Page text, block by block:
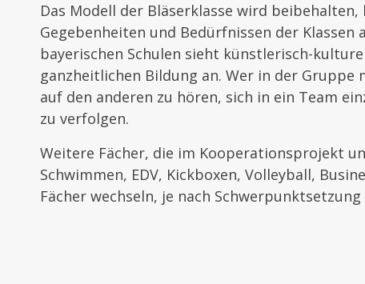
Das Modell der Bläserklasse wird
Gegebenheiten und Bedürfnissen der
bayerischen Schulen sieht künstlerisch-
ganzheitlichen Bildung an. Wer in der
auf den anderen zu hören, sich in ein Team
zu verfolgen.
Weitere Fächer, die im Kooperationsprojekt
Schwimmen, EDV, Kickboxen, Volleyball,
Fächer wechseln, je nach